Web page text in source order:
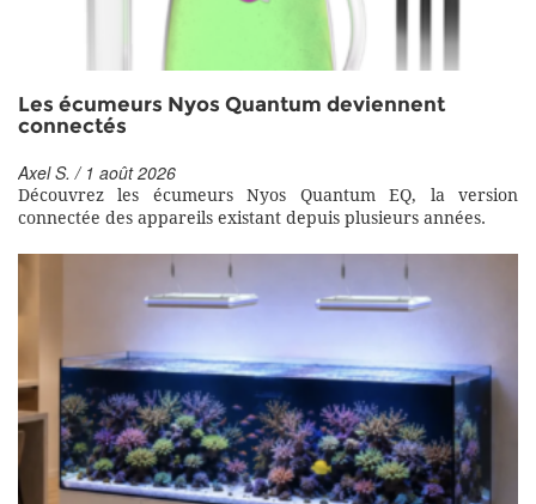
Les écumeurs Nyos Quantum deviennent
connectés
Axel S. / 1 août 2026
Découvrez les écumeurs Nyos Quantum EQ, la version
connectée des appareils existant depuis plusieurs années.